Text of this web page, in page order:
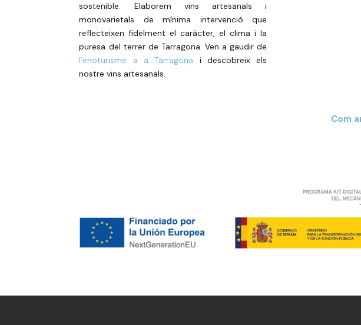
sostenible. Elaborem vins artesanals i
monovarietals de mínima intervenció que
reflecteixen fidelment el caràcter, el clima i la
puresa del terrer de Tarragona. Ven a gaudir de
l’enoturisme a a Tarragona i descobreix els
nostre vins artesanals.
Com